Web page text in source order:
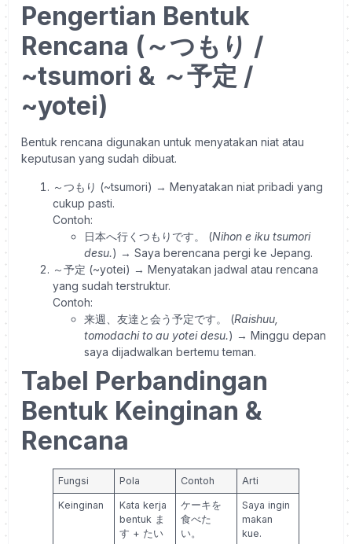
Pengertian Bentuk
Rencana (～つもり /
~tsumori & ～予定 /
~yotei)
Bentuk rencana digunakan untuk menyatakan niat atau
keputusan yang sudah dibuat.
～つもり (~tsumori) → Menyatakan niat pribadi yang
cukup pasti.
Contoh:
日本へ行くつもりです。 (Nihon e iku tsumori
desu.) → Saya berencana pergi ke Jepang.
～予定 (~yotei) → Menyatakan jadwal atau rencana
yang sudah terstruktur.
Contoh:
来週、友達と会う予定です。 (Raishuu,
tomodachi to au yotei desu.) → Minggu depan
saya dijadwalkan bertemu teman.
Tabel Perbandingan
Bentuk Keinginan &
Rencana
Fungsi Pola Contoh Arti
Keinginan
Kata kerja
bentuk ま
す + たい
ケーキを
食べた
い。
Saya ingin
makan
kue.